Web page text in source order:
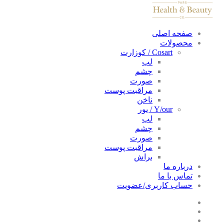
صفحه اصلی
محصولات
Cosart / کوزارت
لب
چشم
صورت
مراقبت پوست
ناخن
Y/our / یور
لب
چشم
صورت
مراقبت پوست
براش
درباره ما
تماس با ما
حساب کاربری/عضویت